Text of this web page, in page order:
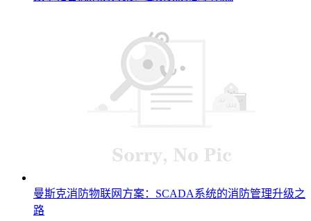
曼斯克消防物联网方案：SCADA系统的消防管理升级之
路